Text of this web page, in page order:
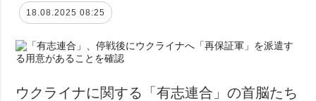
18.08.2025 08:25
ウクライナに関する「有志連合」の首脳たち